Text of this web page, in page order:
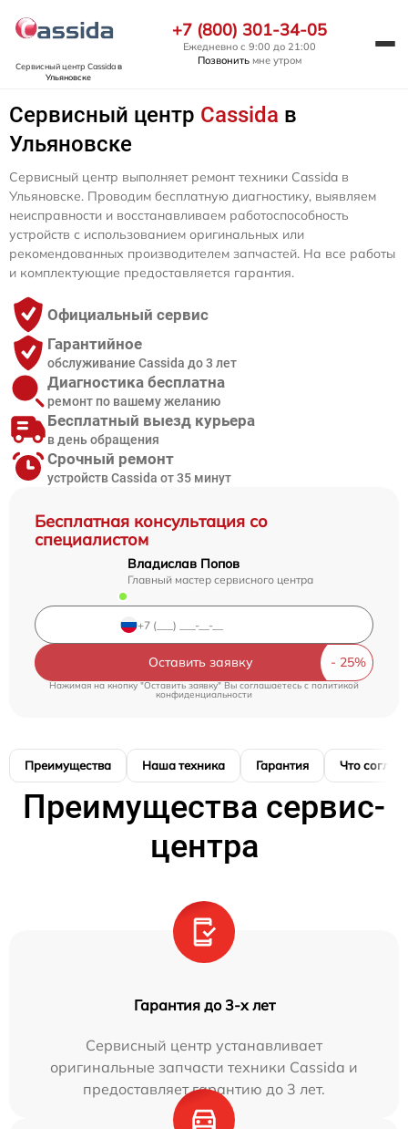
Сервисный центр Cassidaв
Ульяновске
+7 (800) 301-34-05
Ежедневно с 9:00 до 21:00
Позвонить мне утром
Сервисный центр Cassida в
Ульяновске
Бесплатная консультация со
специалистом
Владислав Попов
Главный мастер сервисного центра
Оставить заявку
Нажимая на кнопку "Оставить заявку" Вы соглашаетесь cполитикой
конфиденциальности
Сервисный центр выполняет ремонт техники Cassida в
Ульяновске. Проводим бесплатную диагностику, выявляем
неисправности и восстанавливаем работоспособность
устройств с использованием оригинальных или
рекомендованных производителем запчастей. На все работы
и комплектующие предоставляется гарантия.
Официальный сервис
Гарантийное
обслуживание Cassida до 3 лет
Диагностика бесплатна
ремонт по вашему желанию
Бесплатный выезд курьера
в день обращения
Срочный ремонт
устройств Cassida от 35 минут
Преимущества Наша техника Гарантия Что
Преимущества сервис-
центра
Гарантия до 3-х лет
Сервисный центр устанавливает
оригинальные запчасти техники Cassida и
предоставляет гарантию до 3 лет.